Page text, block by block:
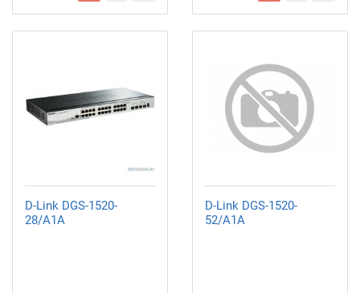
D-Link DGS-1520-
28/A1A
D-Link DGS-1520-
52/A1A